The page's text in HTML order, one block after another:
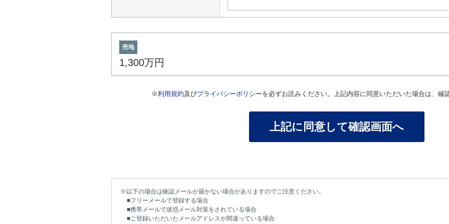
売地
1,300万円
※利用規約及びプライバシーポリシーを必ずお読みください。上記内容に同意いただいた場合は、確
※以下の場合は確認メールが届かない場合がありますのでご注意ください。
■フリーメールで登録する場合
■携帯メールで迷惑メール対策をされている場合
■ご登録いただいたメールアドレスが間違っている場合